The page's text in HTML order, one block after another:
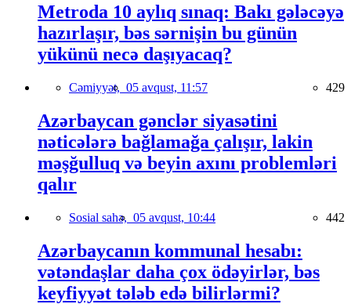
Metroda 10 aylıq sınaq: Bakı gələcəyə
hazırlaşır, bəs sərnişin bu günün
yükünü necə daşıyacaq?
Cəmiyyət, 05 avqust, 11:57 429
Azərbaycan gənclər siyasətini
nəticələrə bağlamağa çalışır, lakin
məşğulluq və beyin axını problemləri
qalır
Sosial sahə, 05 avqust, 10:44 442
Azərbaycanın kommunal hesabı:
vətəndaşlar daha çox ödəyirlər, bəs
keyfiyyət tələb edə bilirlərmi?